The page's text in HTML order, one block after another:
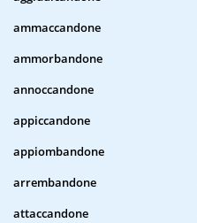
ammaccandone
ammorbandone
annoccandone
appiccandone
appiombandone
arrembandone
attaccandone